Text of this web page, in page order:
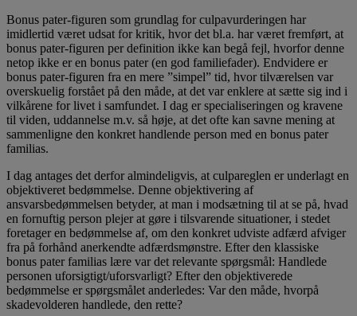
Bonus pater-figuren som grundlag for culpavurderingen har
imidlertid været udsat for kritik, hvor det bl.a. har været fremført, at
bonus pater-figuren per definition ikke kan begå fejl, hvorfor denne
netop ikke er en bonus pater (en god familiefader). Endvidere er
bonus pater-figuren fra en mere ”simpel” tid, hvor tilværelsen var
overskuelig forstået på den måde, at det var enklere at sætte sig ind i
vilkårene for livet i samfundet. I dag er specialiseringen og kravene
til viden, uddannelse m.v. så høje, at det ofte kan savne mening at
sammenligne den konkret handlende person med en bonus pater
familias.
I dag antages det derfor almindeligvis, at culpareglen er underlagt en
objektiveret bedømmelse. Denne objektivering af
ansvarsbedømmelsen betyder, at man i modsætning til at se på, hvad
en fornuftig person plejer at gøre i tilsvarende situationer, i stedet
foretager en bedømmelse af, om den konkret udviste adfærd afviger
fra på forhånd anerkendte adfærdsmønstre. Efter den klassiske
bonus pater familias lære var det relevante spørgsmål: Handlede
personen uforsigtigt/uforsvarligt? Efter den objektiverede
bedømmelse er spørgsmålet anderledes: Var den måde, hvorpå
skadevolderen handlede, den rette?